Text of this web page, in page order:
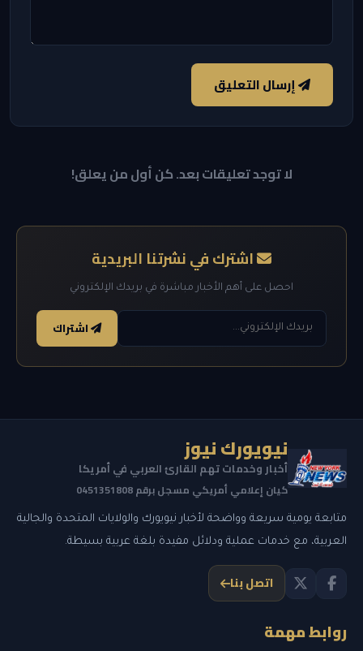
إرسال التعليق
لا توجد تعليقات بعد. كن أول من يعلق!
اشترك في نشرتنا البريدية
احصل على أهم الأخبار مباشرة في بريدك الإلكتروني
اشتراك
نيويورك نيوز
أخبار وخدمات تهم القارئ العربي في أمريكا
كيان إعلامي أمريكي مسجل برقم 0451351808
متابعة يومية سريعة وواضحة لأخبار نيويورك والولايات المتحدة والجالية
العربية، مع خدمات عملية ودلائل مفيدة بلغة عربية بسيطة.
اتصل بنا
روابط مهمة